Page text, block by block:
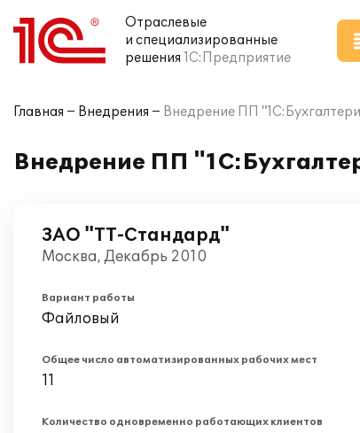
Отраслевые
и специализированные
решения 1С:Предприятие
Главная Внедрения Внедрение ПП
Внедрение ПП
ЗАО "ТТ-Стандард"
Москва, Декабрь 2010
Вариант работы
Файловый
Общее число автоматизированных рабочих мест
11
Количество одновременно работающих клиентов